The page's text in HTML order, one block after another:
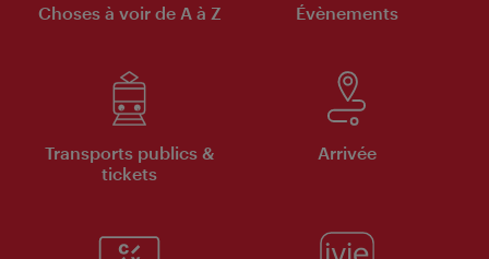
Choses à voir de A à Z Évènements
Transports publics &
tickets
Arrivée